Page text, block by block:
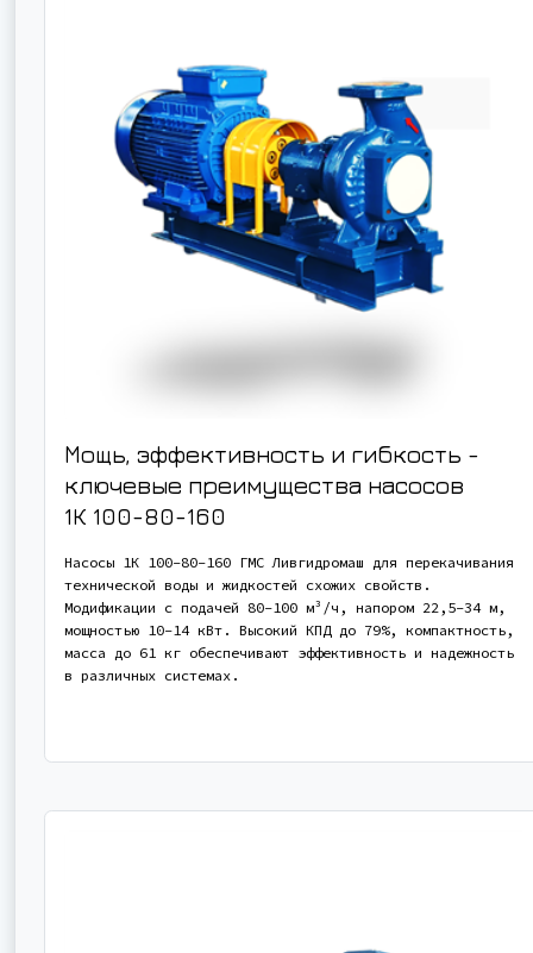
Мощь, эффективность и гибкость -
ключевые преимущества насосов
1К 100-80-160
Насосы 1К 100-80-160 ГМС Ливгидромаш для перекачивания
технической воды и жидкостей схожих свойств.
Модификации с подачей 80-100 м³/ч, напором 22,5-34 м,
мощностью 10-14 кВт. Высокий КПД до 79%, компактность,
масса до 61 кг обеспечивают эффективность и надежность
в различных системах.